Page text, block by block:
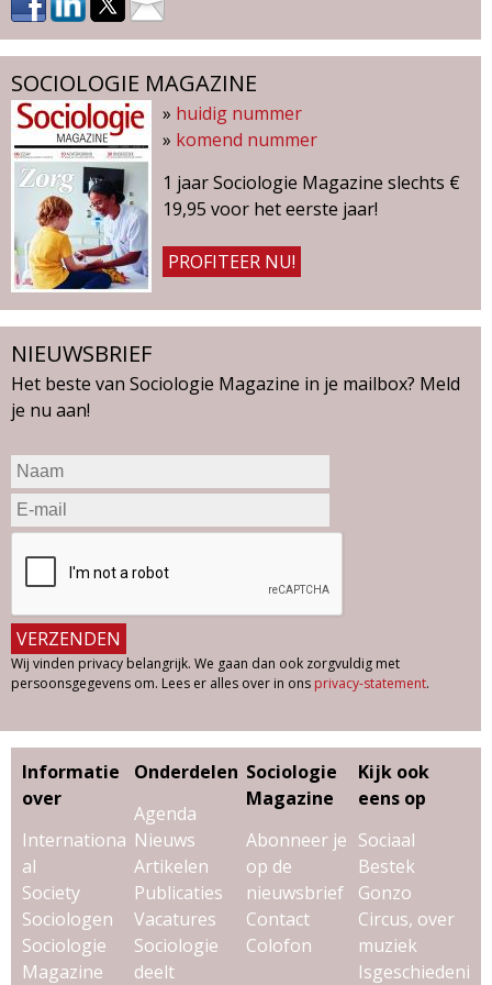
SOCIOLOGIE MAGAZINE
» huidig nummer
» komend nummer
1 jaar Sociologie Magazine slechts €
19,95 voor het eerste jaar!
PROFITEER NU!
NIEUWSBRIEF
Het beste van Sociologie Magazine in je mailbox? Meld
je nu aan!
Wij vinden privacy belangrijk. We gaan dan ook zorgvuldig met
persoonsgegevens om. Lees er alles over in ons privacy-statement.
Informatie
over
Internationa
al
Society
Sociologen
Sociologie
Magazine
Onderdelen
Agenda
Nieuws
Artikelen
Publicaties
Vacatures
Sociologie
deelt
Sociologie
Magazine
Abonneer je
op de
nieuwsbrief
Contact
Colofon
Kijk ook
eens op
Sociaal
Bestek
Gonzo
Circus, over
muziek
Isgeschiedeni